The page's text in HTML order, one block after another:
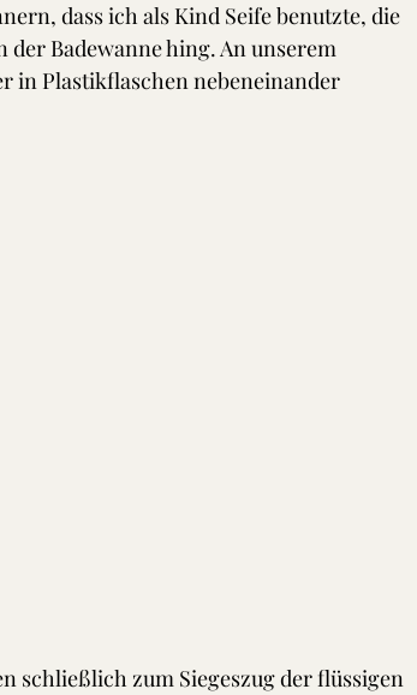
dass ich als Kind Seife benutzte, die
der Badewanne hing. An unserem
in Plastikflaschen nebeneinander
schließlich zum Siegeszug der flüssigen